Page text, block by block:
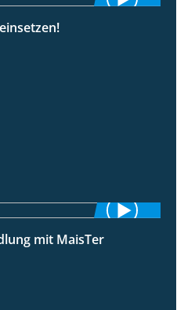
mit MaisTer